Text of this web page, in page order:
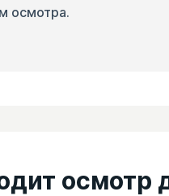
осмотра.
осмотр